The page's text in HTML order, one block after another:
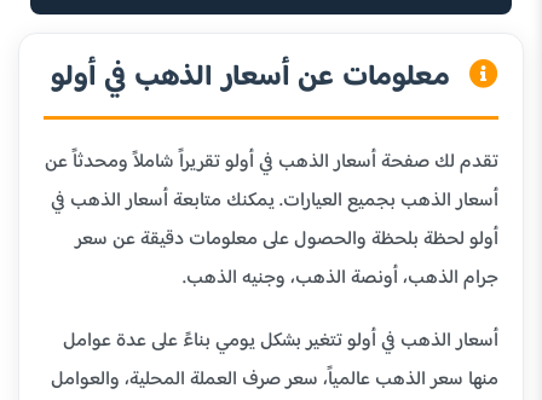
معلومات عن أسعار الذهب في أولو
تقدم لك صفحة أسعار الذهب في أولو تقريراً شاملاً ومحدثاً عن
أسعار الذهب بجميع العيارات. يمكنك متابعة أسعار الذهب في
أولو لحظة بلحظة والحصول على معلومات دقيقة عن سعر
جرام الذهب، أونصة الذهب، وجنيه الذهب.
أسعار الذهب في أولو تتغير بشكل يومي بناءً على عدة عوامل
منها سعر الذهب عالمياً، سعر صرف العملة المحلية، والعوامل